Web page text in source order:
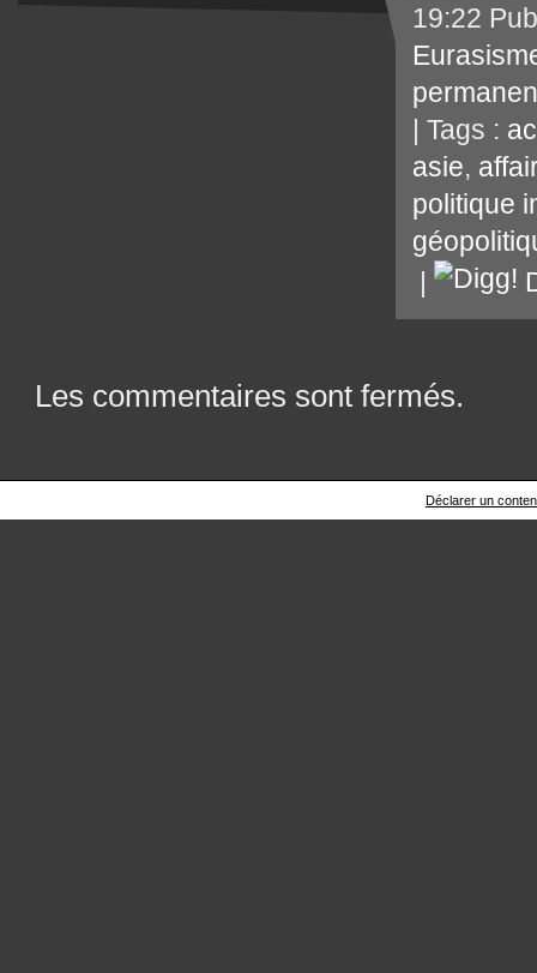
19:22
| Tags :
asie,
politique
|
Les commentaires sont fermés.
Déclarer un